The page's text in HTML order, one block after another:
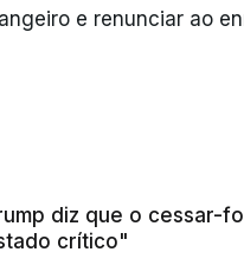
e renunciar ao
diz que o cessar-
crítico"